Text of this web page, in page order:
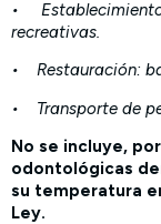
•
recreativas.
• Restauración:
• Transporte de
No se incluye,
odontológicas
su temperatura
Ley.